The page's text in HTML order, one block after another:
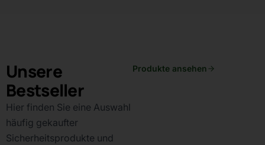
Unsere
Bestseller
Hier finden Sie eine Auswahl
häufig gekaufter
Sicherheitsprodukte und
Produkte ansehen